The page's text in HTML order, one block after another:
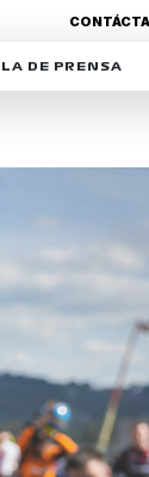
DE PRENSA